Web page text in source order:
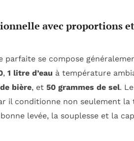
avec proportions et
parfaite se compose
, 1 litre d’eau à température
bière, et 50 grammes de sel.
il conditionne non seulement la
levée, la souplesse et la